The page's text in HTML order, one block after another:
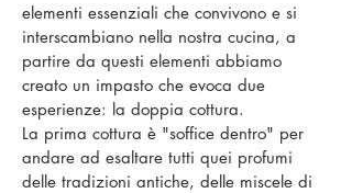
elementi essenziali che convivono e si
interscambiano nella nostra cucina, a
partire da questi elementi abbiamo
creato un impasto che evoca due
esperienze: la doppia cottura.
La prima cottura è "soffice dentro" per
andare ad esaltare tutti quei profumi
delle tradizioni antiche, delle miscele di